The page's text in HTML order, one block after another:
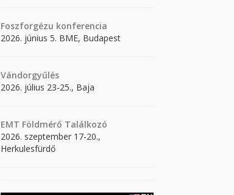
Foszforgézu konferencia
2026. június 5. BME, Budapest
Vándorgyűlés
2026. július 23-25., Baja
EMT Földmérő Találkozó
2026. szeptember 17-20.,
Herkulesfürdő